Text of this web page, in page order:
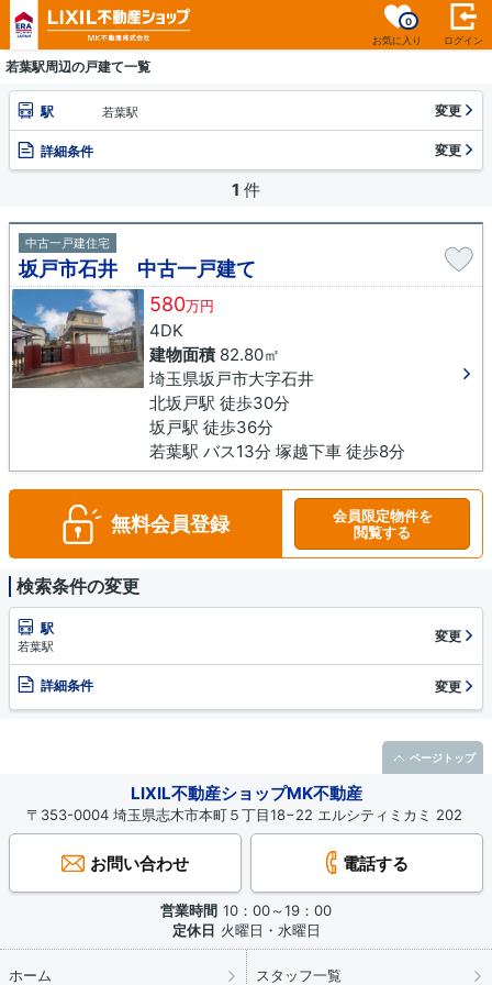
お気に入り
0
ログイン
若葉駅周辺の戸建て一覧
駅 若葉駅 変更
詳細条件 変更
1 件
中古一戸建住宅
坂戸市石井 中古一戸建て
580万円
4DK
建物面積82.80㎡
埼玉県坂戸市大字石井
北坂戸駅 徒歩30分
坂戸駅 徒歩36分
若葉駅 バス13分 塚越下車 徒歩8分
無料会員登録
会員限定物件を
閲覧する
検索条件の変更
駅
若葉駅
変更
詳細条件 変更
LIXIL不動産ショップMK不動産
〒353-0004 埼玉県志木市本町５丁目18−22 エルシティミカミ 202
お問い合わせ 電話する
営業時間 10：00～19：00
定休日 火曜日・水曜日
ホーム スタッフ一覧
ページトップ